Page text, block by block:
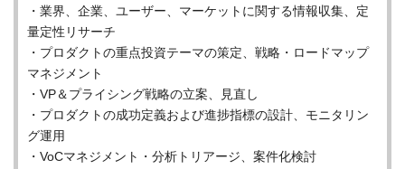
・業界、企業、ユーザー、マーケットに関する情報収集、定
量定性リサーチ
・プロダクトの重点投資テーマの策定、戦略・ロードマップ
マネジメント
・VP＆プライシング戦略の立案、見直し
・プロダクトの成功定義および進捗指標の設計、モニタリン
グ運用
・VoCマネジメント・分析トリアージ、案件化検討